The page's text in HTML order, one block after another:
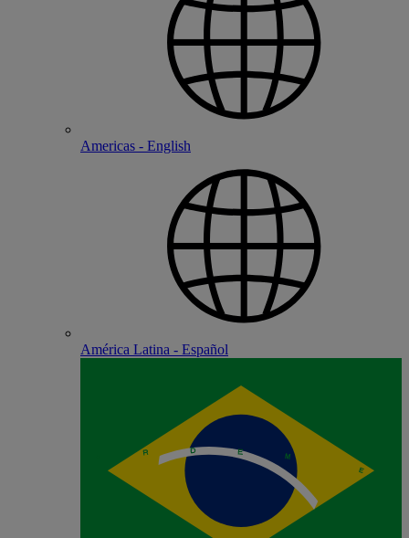
Americas - English
América Latina - Español